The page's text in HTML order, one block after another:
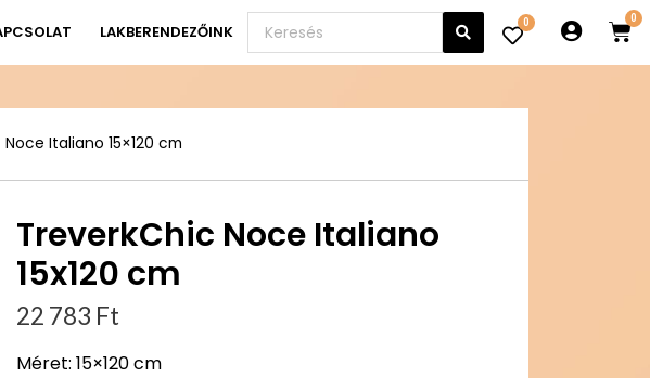
LAKBERENDEZŐINK 0
Italiano 15×120 cm
TreverkChic Noce Italiano
15x120 cm
22 783 Ft
Méret: 15×120 cm